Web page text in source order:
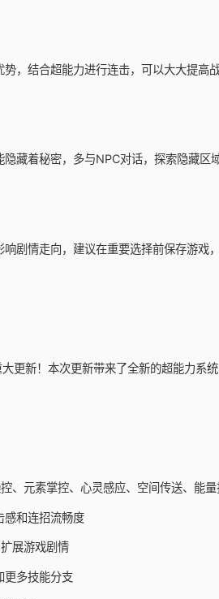
，结合超能力进行连击，可以大大提高
藏着秘密，多与NPC对话，探索隐藏区
剧情走向，建议在重要选择前保存游戏
更新！本次更新带来了全新的超能力系
、元素掌控、心灵感应、空间传送、能量
感和连招流畅度
展游戏剧情
更多技能分支